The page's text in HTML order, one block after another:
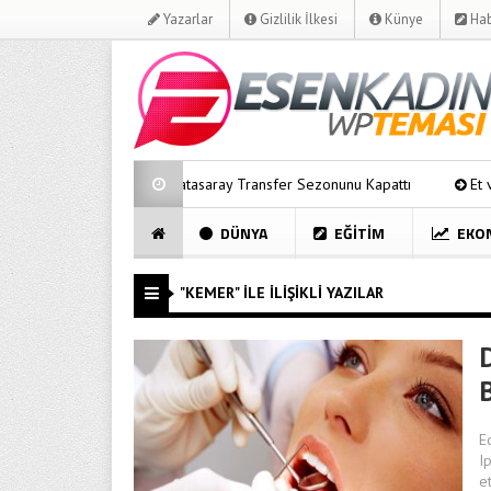
Yazarlar Gizlilik İlkesi Künye
Galatasaray Transfer Sezonunu Kapattı Et ve Süt
DÜNYA EĞITIM
"KEMER" ILE İLIŞIKLI YAZILAR